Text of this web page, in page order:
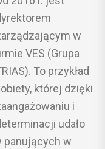
w
VES (Grupa
To przykład
której dzięki
i
udało
panujących w